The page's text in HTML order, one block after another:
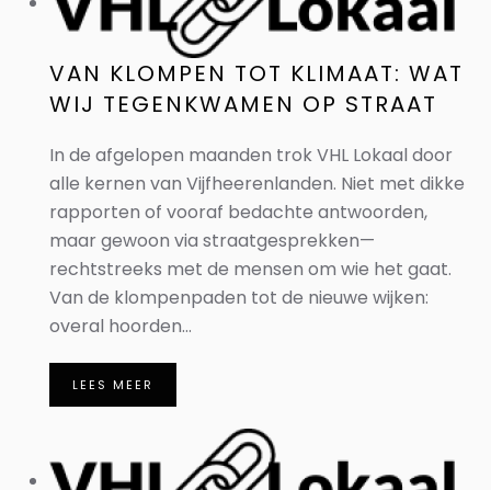
VAN KLOMPEN TOT KLIMAAT: WAT
WIJ TEGENKWAMEN OP STRAAT
In de afgelopen maanden trok VHL Lokaal door
alle kernen van Vijfheerenlanden. Niet met dikke
rapporten of vooraf bedachte antwoorden,
maar gewoon via straatgesprekken—
rechtstreeks met de mensen om wie het gaat.
Van de klompenpaden tot de nieuwe wijken:
overal hoorden...
LEES MEER